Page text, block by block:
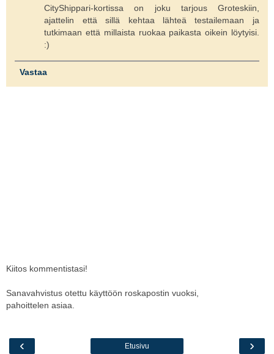
CityShippari-kortissa on joku tarjous Groteskiin,
ajattelin että sillä kehtaa lähteä testailemaan ja
tutkimaan että millaista ruokaa paikasta oikein löytyisi.
:)
Vastaa
Kiitos kommentistasi!
Sanavahvistus otettu käyttöön roskapostin vuoksi,
pahoittelen asiaa.
‹ ›
Etusivu